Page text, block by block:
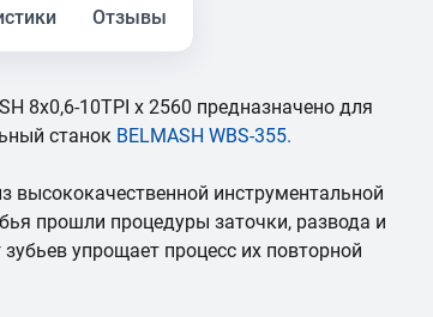
Отзывы
8x0,6-10TPI x 2560 предназначено для
станок BELMASH WBS-355.
высококачественной инструментальной
прошли процедуры заточки, развода и
упрощает процесс их повторной